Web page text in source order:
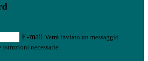
E-mail Verrà inviato un messaggio
necessarie.